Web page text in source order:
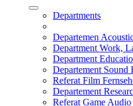
Departments
Departemen
Department Work,
Department
Departement Sound
Referat Film
Departement
Referat Game Audio